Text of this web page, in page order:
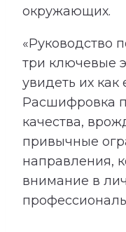
окружающих.
«Руководство
три ключевые
увидеть их
Расшифровка
качества,
привычные
направления,
внимание в